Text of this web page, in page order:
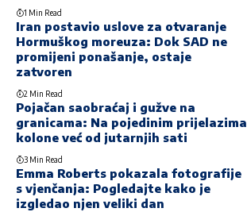
1 Min Read
Iran postavio uslove za otvaranje
Hormuškog moreuza: Dok SAD ne
promijeni ponašanje, ostaje
zatvoren
2 Min Read
Pojačan saobraćaj i gužve na
granicama: Na pojedinim prijelazima
kolone već od jutarnjih sati
3 Min Read
Emma Roberts pokazala fotografije
s vjenčanja: Pogledajte kako je
izgledao njen veliki dan